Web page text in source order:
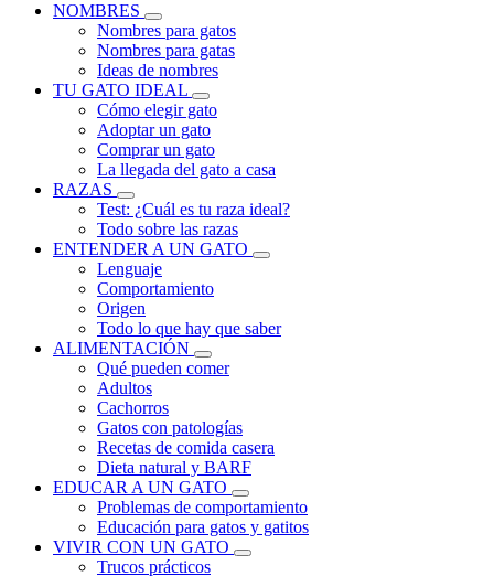
NOMBRES
Nombres para gatos
Nombres para gatas
Ideas de nombres
TU GATO IDEAL
Cómo elegir gato
Adoptar un gato
Comprar un gato
La llegada del gato a casa
RAZAS
Test: ¿Cuál es tu raza ideal?
Todo sobre las razas
ENTENDER A UN GATO
Lenguaje
Comportamiento
Origen
Todo lo que hay que saber
ALIMENTACIÓN
Qué pueden comer
Adultos
Cachorros
Gatos con patologías
Recetas de comida casera
Dieta natural y BARF
EDUCAR A UN GATO
Problemas de comportamiento
Educación para gatos y gatitos
VIVIR CON UN GATO
Trucos prácticos